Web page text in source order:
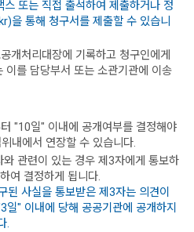
스 또는 직접 출석하여 제출하거나 정
을 통해 청구서를 제출할 수 있습니
개처리대장에 기록하고 청구인에게
이를 담당부서 또는 소관기관에 이송
"10일" 이내에 공개여부를 결정해야
내에서 연장할 수 있습니다.
관련이 있는 경우 제3자에게 통보하
여 결정하게 됩니다.
된 사실을 통보받은 제3자는 의견이
일" 이내에 당해 공공기관에 공개하지
.